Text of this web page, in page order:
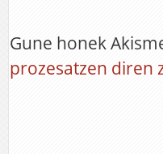
Gune honek
prozesatzen diren